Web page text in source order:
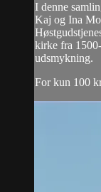
I denne
Kaj og Ina
kirke fra
udsmykning.
For kun 100